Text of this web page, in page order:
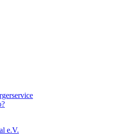
e.V.